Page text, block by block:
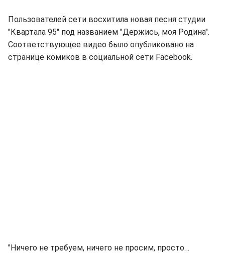
Пользователей сети восхитила новая песня студии
"Квартала 95" под названием "Держись, моя Родина".
Соответствующее видео было опубликовано на
странице комиков в социальной сети Facebook.
"Ничего не требуем, ничего не просим, просто…